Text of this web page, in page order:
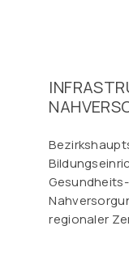
regionaler